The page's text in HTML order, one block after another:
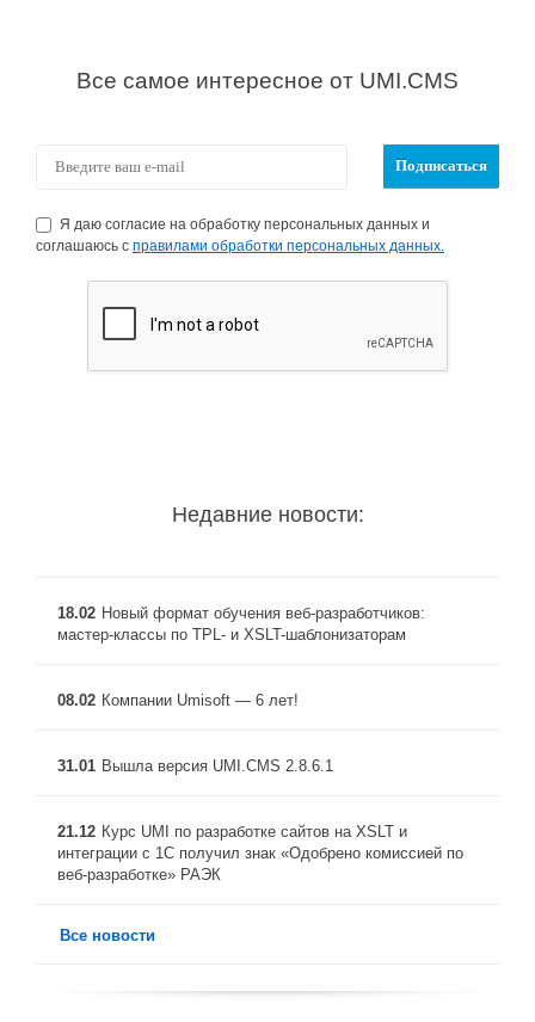
Все самое интересное от UMI.CMS
Я даю согласие на обработку персональных данных и
соглашаюсь с правилами обработки персональных данных.
Недавние новости:
18.02 Новый формат обучения веб-разработчиков:
мастер-классы по TPL- и XSLT-шаблонизаторам
08.02 Компании Umisoft — 6 лет!
31.01 Вышла версия UMI.CMS 2.8.6.1
21.12 Курс UMI по разработке сайтов на XSLT и
интеграции с 1C получил знак «Одобрено комиссией по
веб-разработке» РАЭК
Все новости